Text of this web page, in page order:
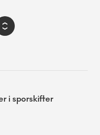
i sporskifter